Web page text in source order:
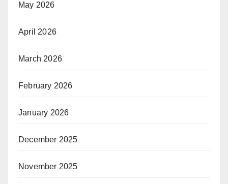
May 2026
April 2026
March 2026
February 2026
January 2026
December 2025
November 2025